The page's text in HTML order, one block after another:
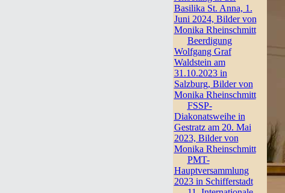
Basilika St. Anna, 1.
Juni 2024, Bilder von
Monika Rheinschmitt
Beerdigung
Wolfgang Graf
Waldstein am
31.10.2023 in
Salzburg, Bilder von
Monika Rheinschmitt
FSSP-
Diakonatsweihe in
Gestratz am 20. Mai
2023, Bilder von
Monika Rheinschmitt
PMT-
Hauptversammlung
2023 in Schifferstadt